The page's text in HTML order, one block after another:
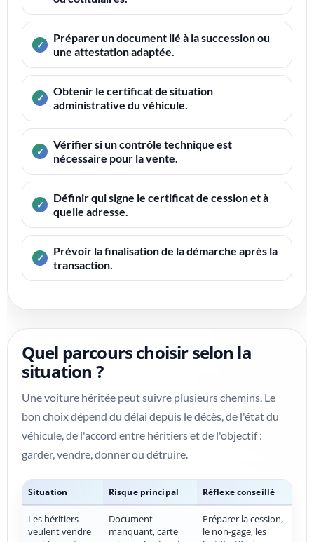
Préparer un document lié à la succession ou
une attestation adaptée.
Obtenir le certificat de situation
administrative du véhicule.
Vérifier si un contrôle technique est
nécessaire pour la vente.
Définir qui signe le certificat de cession et à
quelle adresse.
Prévoir la finalisation de la démarche après la
transaction.
Quel parcours choisir selon la
situation ?
Une voiture héritée peut suivre plusieurs chemins. Le
bon choix dépend du délai depuis le décès, de l'état du
véhicule, de l'accord entre héritiers et de l'objectif :
garder, vendre, donner ou détruire.
Situation Risque principal Réflexe conseillé
Les héritiers
veulent vendre
Document
manquant, carte
Préparer la cession,
le non-gage, les